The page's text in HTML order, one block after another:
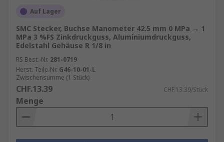
Auf Lager
SMC Stecker, Buchse Manometer 42.5 mm 0 MPa → 1
MPa 3 %FS Zinkdruckguss, Aluminiumdruckguss,
Edelstahl Gehäuse R 1/8 in
RS Best.-Nr. 281-0719
Herst. Teile-Nr. G46-10-01-L
Zwischensumme (1 Stück)
CHF.13.39 CHF.13.39/Stück
Menge